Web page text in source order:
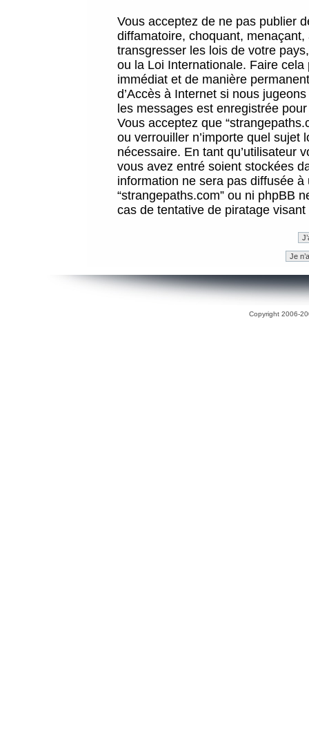
Vous acceptez de ne pas publier
diffamatoire, choquant,
transgresser les lois de votre
ou la Loi Internationale. Faire
immédiat et de manière
d’Accès à Internet si nous
les messages est enregistrée
Vous acceptez que
ou verrouiller n’importe quel sujet
nécessaire. En tant qu’utilisateur
vous avez entré soient stockées
information ne sera pas diffusée
“strangepaths.com” ou ni phpBB
cas de tentative de piratage
Copyright 2006-